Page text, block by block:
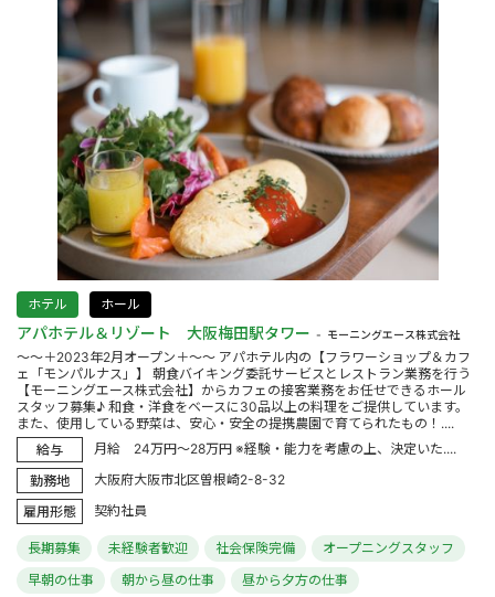
ホテル ホール
アパホテル＆リゾート 大阪梅田駅タワー モーニングエース株式会社
～～＋2023年2月オープン＋～～ アパホテル内の【フラワーショップ＆カフ
ェ「モンパルナス」】 朝食バイキング委託サービスとレストラン業務を行う
【モーニングエース株式会社】からカフェの接客業務をお任せできるホール
スタッフ募集♪ 和食・洋食をベースに30品以上の料理をご提供しています。
また、使用している野菜は、安心・安全の提携農園で育てられたもの！....
給与
月給 24万円～28万円 ※経験・能力を考慮の上、決定いた....
勤務地
大阪府大阪市北区曽根崎2-8-32
雇用形態
契約社員
長期募集 未経験者歓迎 社会保険完備
オープニングスタッフ
早朝の仕事
朝から昼の仕事 昼から夕方の仕事